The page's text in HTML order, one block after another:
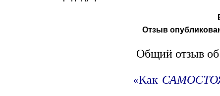
Отзыв
Общий отзыв
«Как